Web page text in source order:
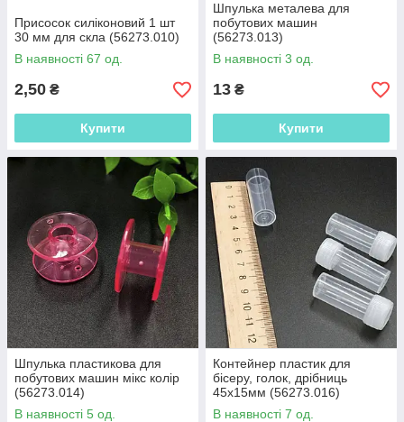
Присосок силіконовий 1 шт
30 мм для скла (56273.010)
В наявності 67 од.
2,50 ₴
Купити
Шпулька металева для
побутових машин
(56273.013)
В наявності 3 од.
13 ₴
Купити
Шпулька пластикова для
побутових машин мікс колір
(56273.014)
В наявності 5 од.
Контейнер пластик для
бісеру, голок, дрібниць
45х15мм (56273.016)
В наявності 7 од.